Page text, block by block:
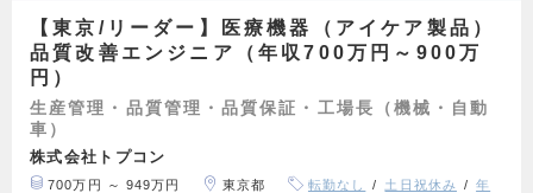
【東京/リーダー】医療機器（アイケア製品）
品質改善エンジニア（年収700万円～900万
円）
生産管理・品質管理・品質保証・工場長（機械・自動
車）
株式会社トプコン
700万円 ～ 949万円 東京都 転勤なし 土日祝休み
年